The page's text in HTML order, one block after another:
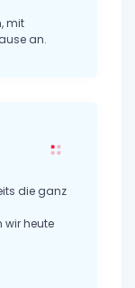
mit
an.
die ganz
wir heute